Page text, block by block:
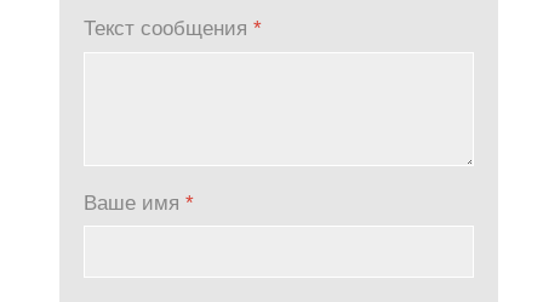
Текст сообщения *
Ваше имя *